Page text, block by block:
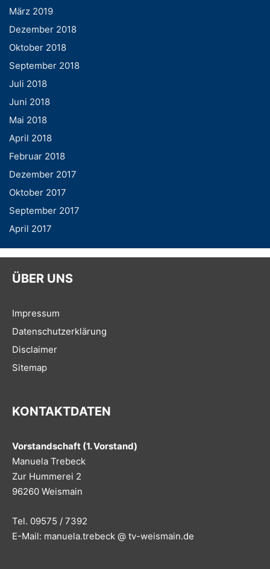
März 2019
Dezember 2018
Oktober 2018
September 2018
Juli 2018
Juni 2018
Mai 2018
April 2018
Februar 2018
Dezember 2017
Oktober 2017
September 2017
April 2017
ÜBER UNS
Impressum
Datenschutzerklärung
Disclaimer
Sitemap
KONTAKTDATEN
Vorstandschaft (1. Vorstand)
Manuela Trebeck
Zur Hummerei 2
96260 Weismain
Tel. 09575 / 7392
E-Mail: manuela.trebeck @ tv-weismain.de